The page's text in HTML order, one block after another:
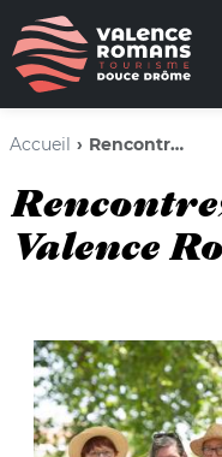
Accueil Rencontrez les greeters de Valence Romans
Valence